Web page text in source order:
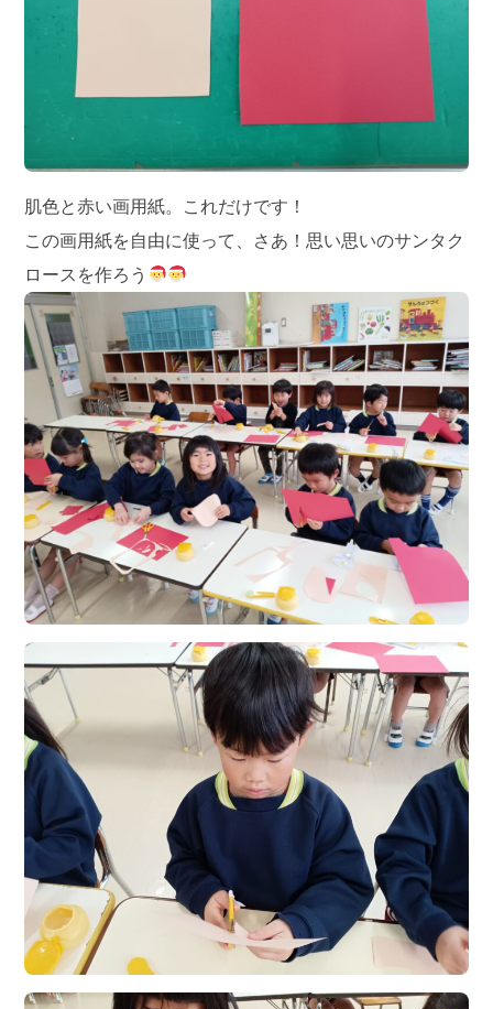
肌色と赤い画用紙。これだけです！
この画用紙を自由に使って、さあ！思い思いのサンタク
ロースを作ろう